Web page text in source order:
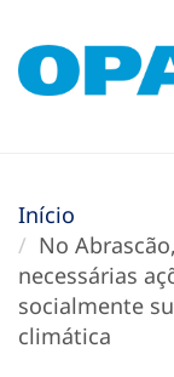
Início
No
necessárias
socialmente
climática